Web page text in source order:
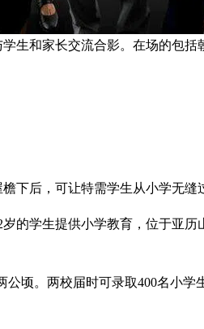
生和家长交流合影。在场的包
下后，可让特需学生从小学无缝
的学生提供小学教育，位于亚
顷。两校届时可录取400名小学